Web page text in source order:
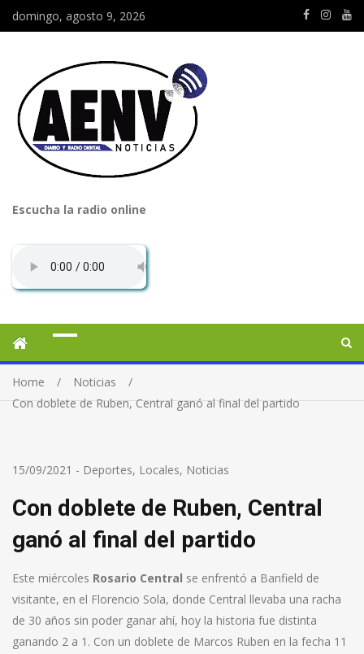
domingo, agosto 9, 2026
Escucha la radio online
Home
Noticias
Con doblete de Ruben, Central ganó al final del partido
15/09/2021 - Deportes, Locales, Noticias
Con doblete de Ruben, Central
ganó al final del partido
Este miércoles Rosario Central se enfrentó a Banfield de
visitante, en el Florencio Sola, donde Central llevaba una racha
de 30 años sin poder ganar ahí, hoy la historia fue distinta
ganando 2 a 1. Con un doblete de Marcos Ruben en la fecha 11